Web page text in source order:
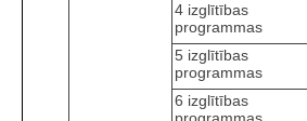
4 izglītības
programmas
5 izglītības
programmas
6 izglītības